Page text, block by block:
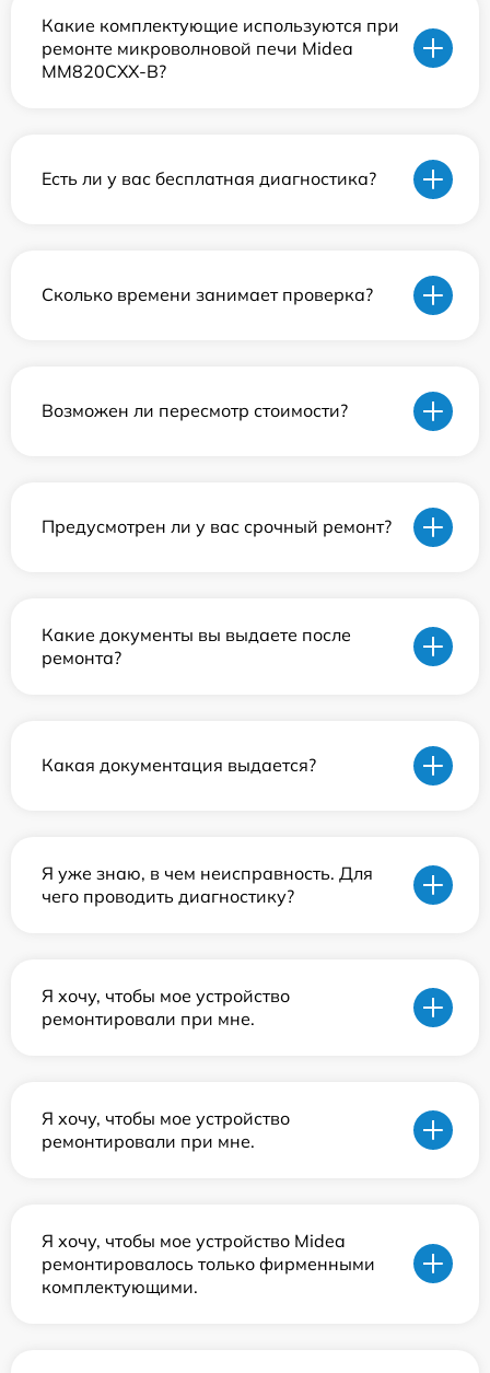
Какие комплектующие используются при
ремонте микроволновой печи Midea
MM820CXX-B?
Есть ли у вас бесплатная диагностика?
Сколько времени занимает проверка?
Возможен ли пересмотр стоимости?
Предусмотрен ли у вас срочный ремонт?
Какие документы вы выдаете после
ремонта?
Какая документация выдается?
Я уже знаю, в чем неисправность. Для
чего проводить диагностику?
Я хочу, чтобы мое устройство
ремонтировали при мне.
Я хочу, чтобы мое устройство
ремонтировали при мне.
Я хочу, чтобы мое устройство Midea
ремонтировалось только фирменными
комплектующими.